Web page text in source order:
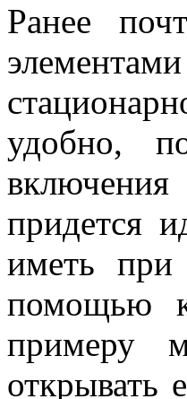
Ранее
удобно,
придется
иметь при
помощью
примеру
открывать